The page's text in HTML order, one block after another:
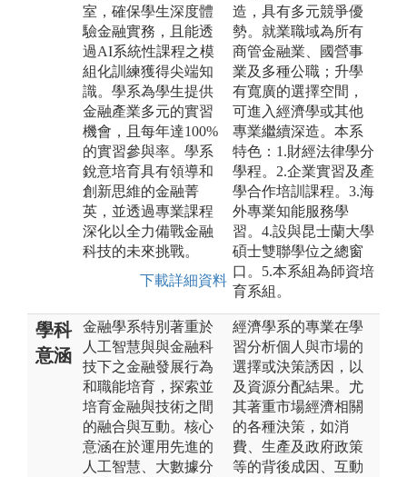
室，確保學生深度體
驗金融實務，且能透
過AI系統性課程之模
組化訓練獲得尖端知
識。學系為學生提供
金融產業多元的實習
機會，且每年達100%
的實習參與率。學系
銳意培育具有領導和
創新思維的金融菁
英，並透過專業課程
深化以全力備戰金融
科技的未來挑戰。
下載詳細資料
造，具有多元競爭優
勢。就業職域為所有
商管金融業、國營事
業及多種公職；升學
有寬廣的選擇空間，
可進入經濟學或其他
專業繼續深造。本系
特色：1.財經法律學分
學程。2.企業實習及產
學合作培訓課程。3.海
外專業知能服務學
習。4.設與昆士蘭大學
碩士雙聯學位之總窗
口。5.本系組為師資培
育系組。
學科
意涵
金融學系特別著重於
人工智慧與與金融科
技下之金融發展行為
和職能培育，探索並
培育金融與技術之間
的融合與互動。核心
意涵在於運用先進的
人工智慧、大數據分
經濟學系的專業在學
習分析個人與市場的
選擇或決策誘因，以
及資源分配結果。尤
其著重市場經濟相關
的各種決策，如消
費、生產及政府政策
等的背後成因、互動